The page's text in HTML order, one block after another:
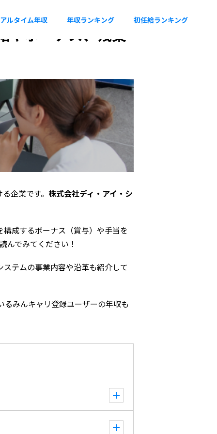
ルタイム年収 年収ランキング 初任給ランキング
やボーナス、残業
企業です。 株式会社ディ・アイ・シ
成するボーナス（賞与）や手当を
んでみてください！
テムの事業内容や沿革も紹介して
みんキャリ登録ユーザーの年収も